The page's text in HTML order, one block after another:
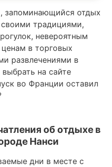
запоминающийся отдых
традициями,
невероятным
в торговых
развлечениями в
на сайте
во Франции оставил
об отдыхе в
Нанси
дни в месте с